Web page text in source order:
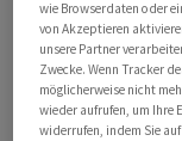
wie Browserdaten oder
von Akzeptieren
unsere Partner
Zwecke. Wenn Tracker
möglicherweise nicht
wieder aufrufen, um Ihre
widerrufen, indem Sie